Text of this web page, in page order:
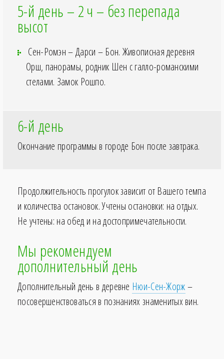
5-й день – 2ч – без перепада
высот
Сен-Ромэн – Дарси – Бон. Живописная деревня
Орш, панорамы, родник Шен с галло-романскими
стелами. Замок Рошпо.
6-й день
Окончание программы в городе Бон после завтрака.
Продолжительность прогулок зависит от Вашего темпа
и количества остановок. Учтены остановки: на отдых.
Не учтены: на обед и на достопримечательности.
Мы рекомендуем
дополнительный день
Дополнительный день в деревне Нюи-Сен-Жорж–
посовершенствоваться в познаниях знаменитых вин.